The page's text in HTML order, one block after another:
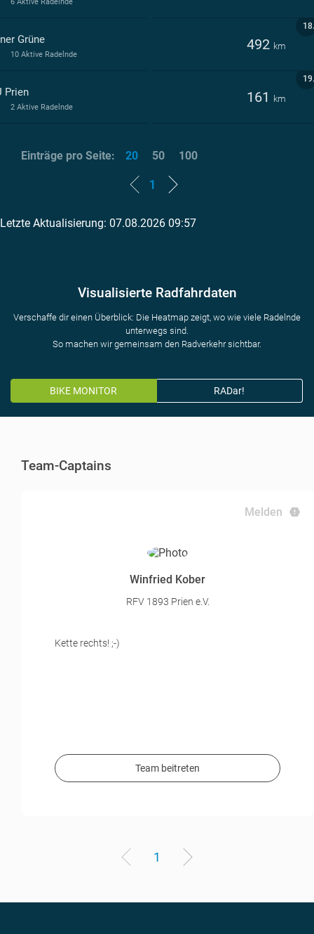
18.
Grüne 492 km
10 Aktive Radelnde
19.
Prien 161 km
2 Aktive Radelnde
1
Letzte Aktualisierung: 07.08.2026 09:57
Einträge pro Seite: 20 50 100
Visualisierte Radfahrdaten
Verschaffe dir einen Überblick: Die Heatmap zeigt, wo wie viele Radelnde
unterwegs sind.
So machen wir gemeinsam den Radverkehr sichtbar.
BIKE MONITOR RADar!
Team-Captains
Melden
Winfried Kober
RFV 1893 Prien e.V.
Kette rechts! ;-)
Team beitreten
1